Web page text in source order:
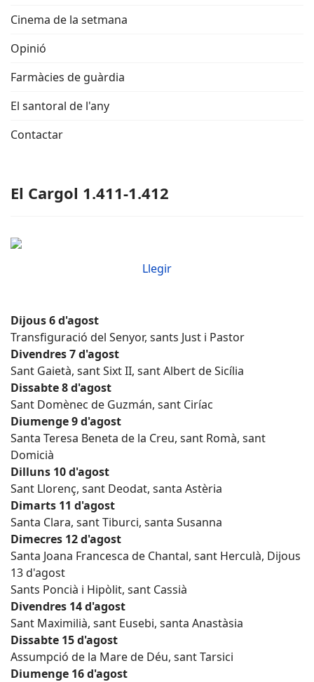
Cinema de la setmana
Opinió
Farmàcies de guàrdia
El santoral de l'any
Contactar
El Cargol 1.411-1.412
Llegir
Dijous 6 d'agost
Transfiguració del Senyor, sants Just i Pastor
Divendres 7 d'agost
Sant Gaietà, sant Sixt II, sant Albert de Sicília
Dissabte 8 d'agost
Sant Domènec de Guzmán, sant Ciríac
Diumenge 9 d'agost
Santa Teresa Beneta de la Creu, sant Romà, sant
Domicià
Dilluns 10 d'agost
Sant Llorenç, sant Deodat, santa Astèria
Dimarts 11 d'agost
Santa Clara, sant Tiburci, santa Susanna
Dimecres 12 d'agost
Santa Joana Francesca de Chantal, sant Herculà, Dijous
13 d'agost
Sants Poncià i Hipòlit, sant Cassià
Divendres 14 d'agost
Sant Maximilià, sant Eusebi, santa Anastàsia
Dissabte 15 d'agost
Assumpció de la Mare de Déu, sant Tarsici
Diumenge 16 d'agost